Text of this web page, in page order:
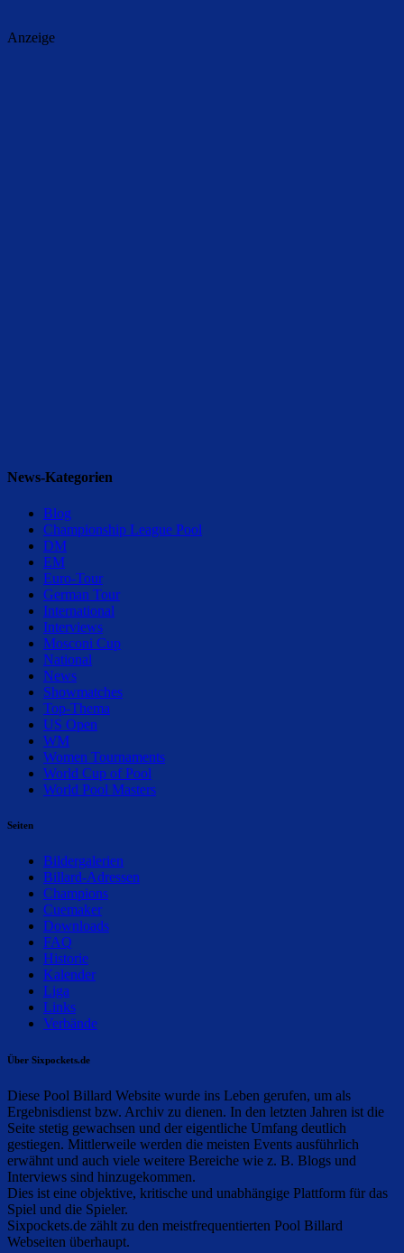
Anzeige
News-Kategorien
Blog
Championship League Pool
DM
EM
Euro-Tour
German Tour
International
Interviews
Mosconi Cup
National
News
Showmatches
Top-Thema
US Open
WM
Women Tournaments
World Cup of Pool
World Pool Masters
Seiten
Bildergalerien
Billard-Adressen
Champions
Cuemaker
Downloads
FAQ
Historie
Kalender
Liga
Links
Verbände
Über Sixpockets.de
Diese Pool Billard Website wurde ins Leben gerufen, um als
Ergebnisdienst bzw. Archiv zu dienen. In den letzten Jahren ist die
Seite stetig gewachsen und der eigentliche Umfang deutlich
gestiegen. Mittlerweile werden die meisten Events ausführlich
erwähnt und auch viele weitere Bereiche wie z. B. Blogs und
Interviews sind hinzugekommen.
Dies ist eine objektive, kritische und unabhängige Plattform für das
Spiel und die Spieler.
Sixpockets.de zählt zu den meistfrequentierten Pool Billard
Webseiten überhaupt.